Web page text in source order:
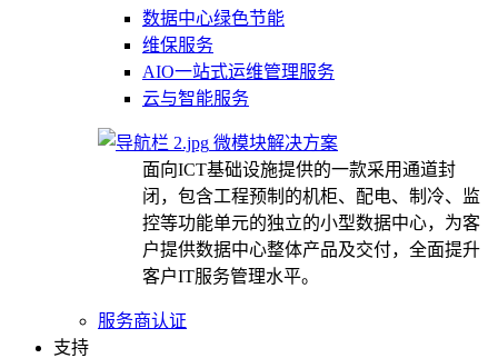
数据中心绿色节能
维保服务
AIO一站式运维管理服务
云与智能服务
微模块解决方案
面向ICT基础设施提供的一款采用通道封
闭，包含工程预制的机柜、配电、制冷、监
控等功能单元的独立的小型数据中心，为客
户提供数据中心整体产品及交付，全面提升
客户IT服务管理水平。
服务商认证
支持